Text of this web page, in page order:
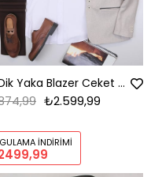
Bej Dik Yaka Blazer Ceket Kombini Erkek | Slim Fit Şık Komple Set
₺2.599,99
İNDIRIMI